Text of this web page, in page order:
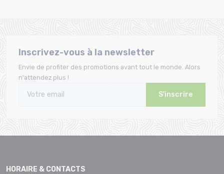
Inscrivez-vous à la newsletter
Envie de profiter des promotions avant tout le monde. Alors
n'attendez plus !
S'inscrire
HORAIRE & CONTACTS